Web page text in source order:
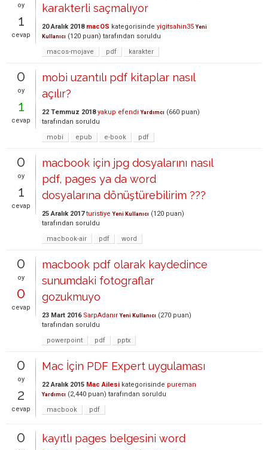
oy
1
cevap
karakterli saçmalıyor
20 Aralık 2018 macOS kategorisinde yigitsahin35 Yeni
Kullanıcı (120 puan) tarafından soruldu
macos-mojave
pdf karakter
0
oy
1
cevap
mobi uzantılı pdf kitaplar nasıl
açılır?
22 Temmuz 2018 yakup efendi Yardımcı (660 puan)
tarafından soruldu
mobi
epub e-book pdf
0
oy
1
cevap
macbook için jpg dosyalarını nasıl
pdf, pages ya da word
dosyalarına dönüştürebilirim ???
25 Aralık 2017 turistiye Yeni Kullanıcı (120 puan)
tarafından soruldu
macbook-air
pdf word
0
oy
0
cevap
macbook pdf olarak kaydedince
sunumdaki fotograflar
gozukmuyo
23 Mart 2016 SarpAdanır Yeni Kullanıcı (270 puan)
tarafından soruldu
powerpoint
pdf pptx
0
oy
2
cevap
Mac İçin PDF Expert uygulaması
22 Aralık 2015 Mac Ailesi kategorisinde pureman
Yardımcı (2,440 puan) tarafından soruldu
macbook
pdf
0
kayıtlı pages belgesini word